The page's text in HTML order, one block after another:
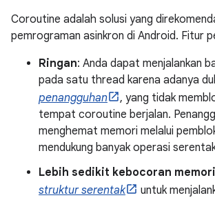
Coroutine adalah solusi yang
pemrograman asinkron di Android. Fitur
Ringan: Anda dapat menjalankan
pada satu thread karena adanya
penangguhan
, yang tidak
tempat coroutine berjalan.
menghemat memori melalui
mendukung banyak operasi
Lebih sedikit kebocoran memori
struktur serentak
untuk